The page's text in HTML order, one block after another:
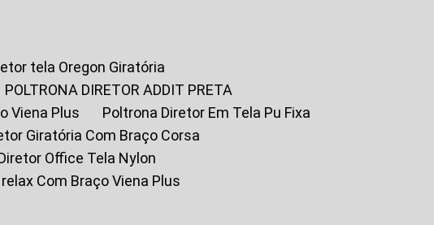
tela Oregon Giratória
POLTRONA DIRETOR ADDIT PRETA
Viena Plus
Poltrona Diretor Em Tela Pu Fixa
Giratória Com Braço Corsa
Diretor Office Tela Nylon
relax Com Braço Viena Plus